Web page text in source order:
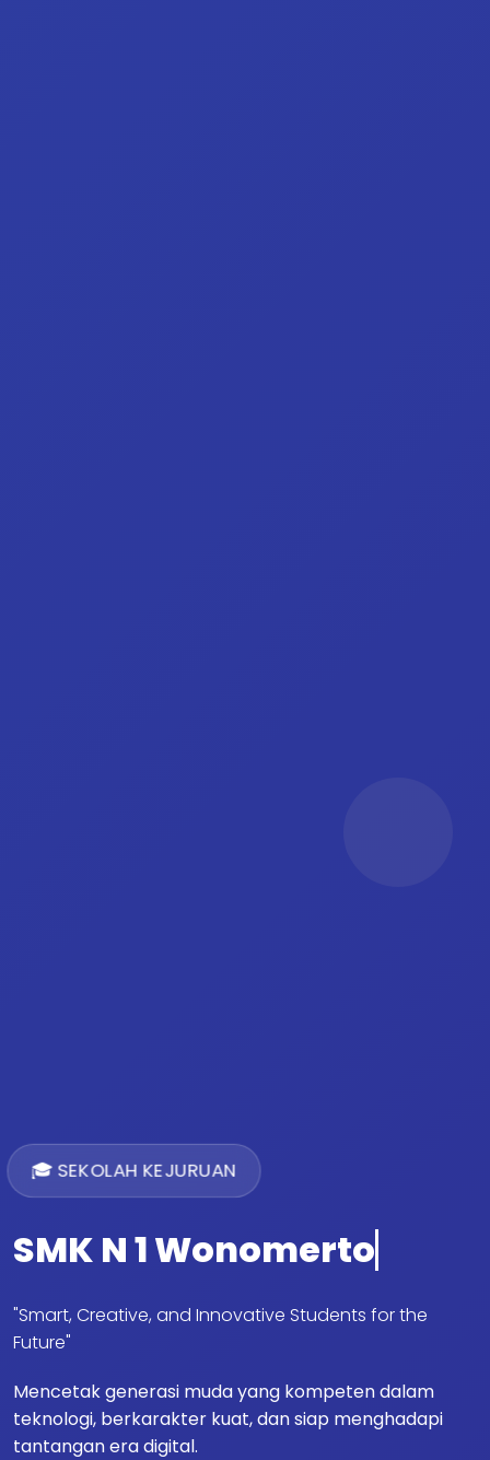
🎓 SEKOLAH KEJURUAN
SMK N 1 Wonomerto
"Smart, Creative, and Innovative Students for the
Future"
Mencetak generasi muda yang kompeten dalam
teknologi, berkarakter kuat, dan siap menghadapi
tantangan era digital.